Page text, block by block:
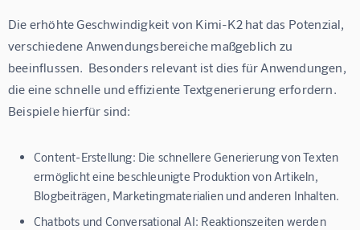
Die erhöhte Geschwindigkeit von Kimi-K2 hat das Potenzial,
verschiedene Anwendungsbereiche maßgeblich zu
beeinflussen.  Besonders relevant ist dies für Anwendungen,
die eine schnelle und effiziente Textgenerierung erfordern.
Beispiele hierfür sind:
Content-Erstellung: Die schnellere Generierung von Texten
ermöglicht eine beschleunigte Produktion von Artikeln,
Blogbeiträgen, Marketingmaterialien und anderen Inhalten.
Chatbots und Conversational AI: Reaktionszeiten werden